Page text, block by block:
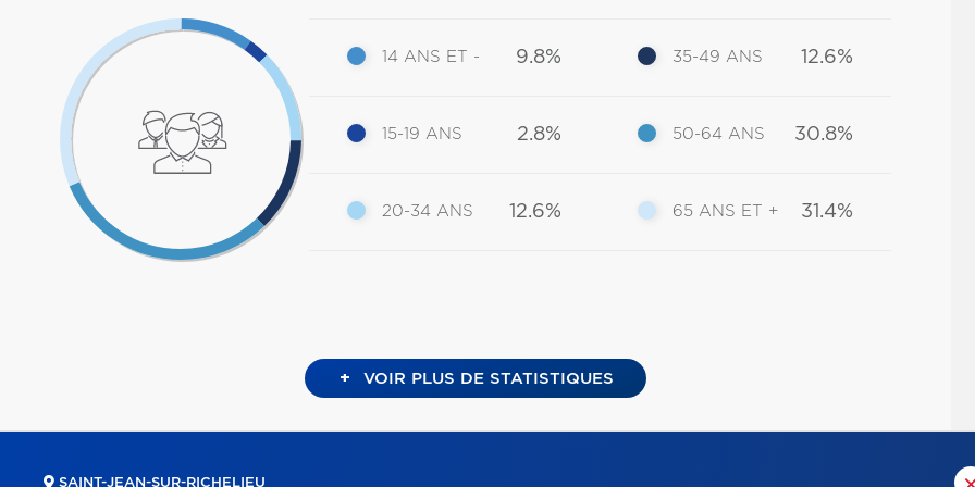
14 ANS ET - 9.8%
15-19 ANS 2.8%
20-34 ANS 12.6%
35-49 ANS 12.6%
50-64 ANS 30.8%
65 ANS ET + 31.4%
+ VOIR PLUS DE STATISTIQUES
SAINT-JEAN-SUR-RICHELIEU